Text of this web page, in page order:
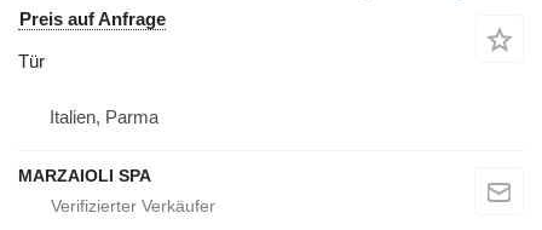
Preis auf Anfrage
Tür
Italien, Parma
MARZAIOLI SPA